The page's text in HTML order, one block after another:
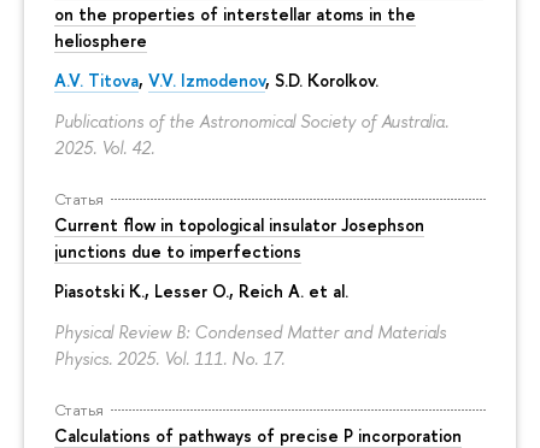
on the properties of interstellar atoms in the
heliosphere
A.V. Titova, V.V. Izmodenov, S.D. Korolkov.
Publications of the Astronomical Society of Australia.
2025. Vol. 42.
Статья
Current flow in topological insulator Josephson
junctions due to imperfections
Piasotski K., Lesser O., Reich A. et al.
Physical Review B: Condensed Matter and Materials
Physics. 2025. Vol. 111. No. 17.
Статья
Calculations of pathways of precise P incorporation